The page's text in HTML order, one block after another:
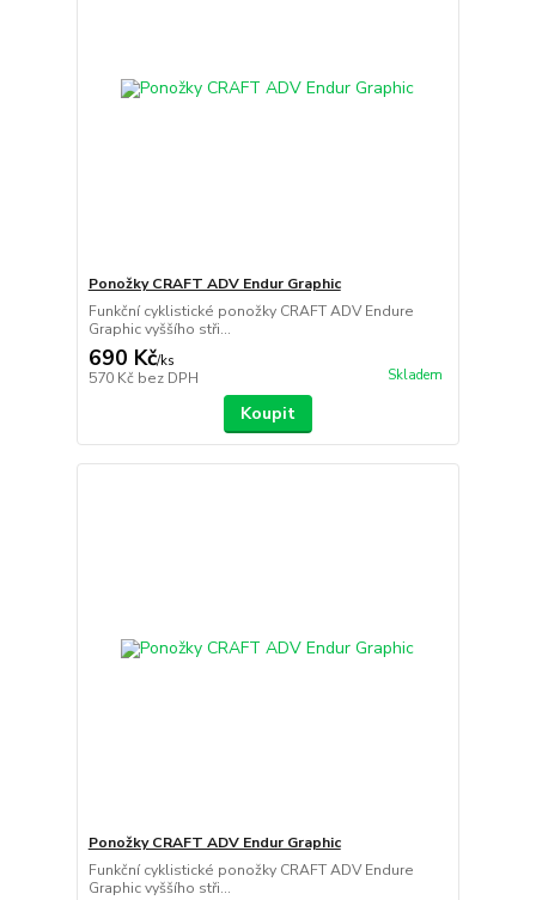
Ponožky CRAFT ADV Endur Graphic
Funkční cyklistické ponožky CRAFT ADV Endure
Graphic vyššího stři...
690 Kč/ks
570 Kč bez DPH Skladem
Koupit
Ponožky CRAFT ADV Endur Graphic
Funkční cyklistické ponožky CRAFT ADV Endure
Graphic vyššího stři...